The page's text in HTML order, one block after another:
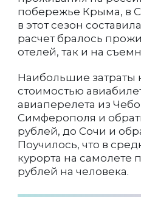
побережье Крыма, в
в этот сезон
расчет бралось
отелей, так и на
Наибольшие затраты
стоимостью
авиаперелета из
Симферополя и
рублей, до Сочи и
Поучилось, что в
курорта на самолете
рублей на человека.